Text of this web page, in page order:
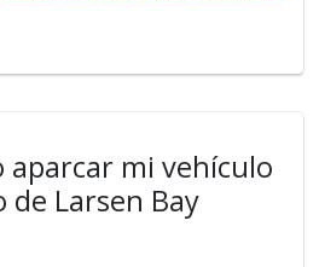
aparcar mi vehículo
Larsen Bay